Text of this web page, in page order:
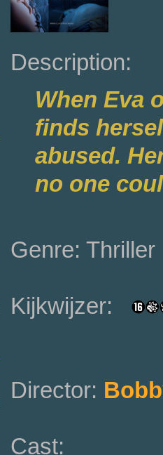
Description:
When Eva
finds
abused.
no one
Genre: Thriller
Kijkwijzer:
Director:
Cast: